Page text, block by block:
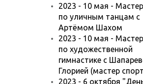
2023 - 10 мая -
по уличным танцам с
Артёмом Шахом
2023 - 10 мая -
по художественной
гимнастике с
Глорией (мастер
2023 - 6 октября